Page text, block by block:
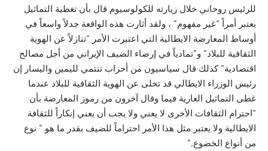
للرئيس روحاني خلال زيارته للكولوسيوم قال بأن تغطية التماثيل
يعتبر أمراً “غير مفهوم” ، ولقد أثارت هذه الواقعة جدلاً واسعاً في
أوساط المعارضة الايطالية التي اعتبرت الأمر “تنازلاً عن الهوية
الثقافية للبلاد” و”تمادياً في إرضاء الضيف الإيراني من أجل مصالح
اقتصادية” كذلك قال سياسيون من أحزاب تنتمي لليمين واليسار إن
رئيس الوزراء الايطالي قد تخلى عن الهوية الثقافية للبلاد عندما
غطى التماثيل العارية فيما وقال آخرون من رموز المعارضة بأن
“احترام الثقافات الأخرى لا يعني ولا يجب أن يعني إنكاراً للثقافة
الايطالية ولا يعتبر مثل هذا الأمر احتراماً للضيف بقدر ما هو ” نوع
من أنواع الخضوع.”